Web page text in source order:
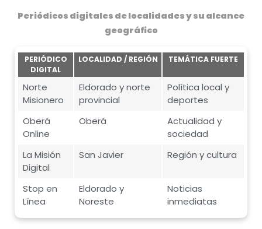
Periódicos digitales de localidades y su alcance
geográfico
PERIÓDICO
DIGITAL
LOCALIDAD / REGIÓN TEMÁTICA FUERTE
Norte
Misionero
Eldorado y norte
provincial
Política local y
deportes
Oberá
Online
Oberá
Actualidad y
sociedad
La Misión
Digital
San Javier Región y cultura
Stop en
Línea
Eldorado y
Noreste
Noticias
inmediatas